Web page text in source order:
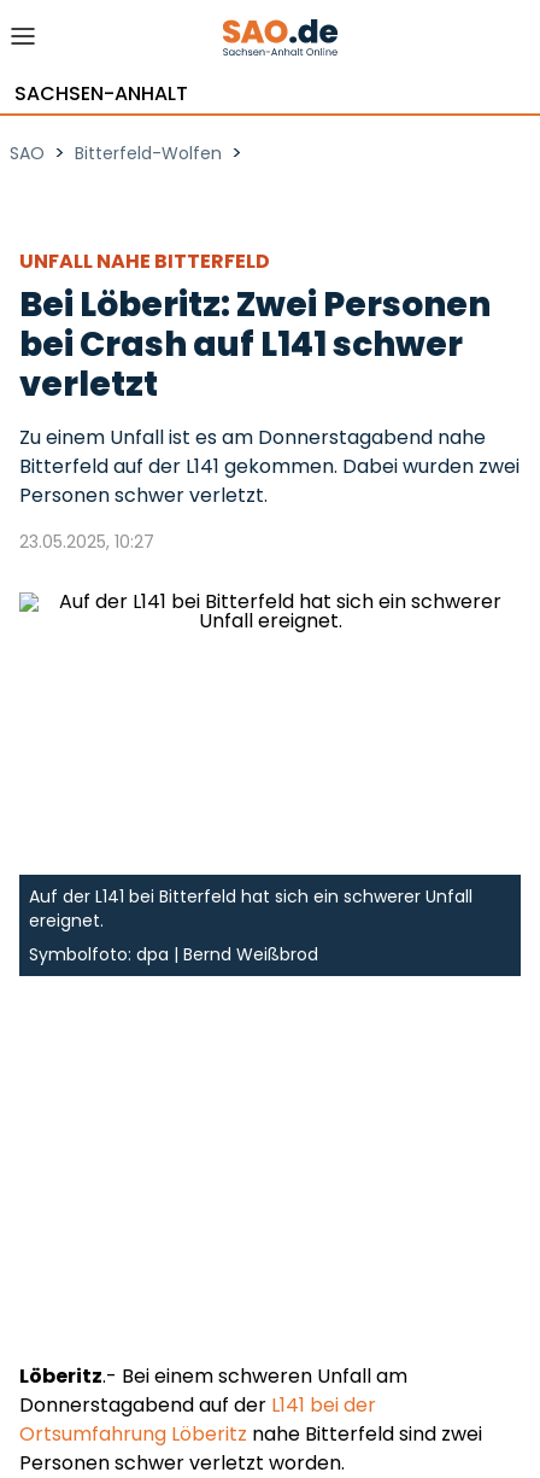
SACHSEN-ANHALT
SAO > Bitterfeld-Wolfen >
UNFALL NAHE BITTERFELD
Bei Löberitz: Zwei Personen
bei Crash auf L141 schwer
verletzt
Zu einem Unfall ist es am Donnerstagabend nahe
Bitterfeld auf der L141 gekommen. Dabei wurden zwei
Personen schwer verletzt.
23.05.2025, 10:27
Auf der L141 bei Bitterfeld hat sich ein schwerer Unfall
ereignet.
Symbolfoto: dpa | Bernd Weißbrod
Löberitz.- Bei einem schweren Unfall am
Donnerstagabend auf der L141 bei der
Ortsumfahrung Löberitz nahe Bitterfeld sind zwei
Personen schwer verletzt worden.